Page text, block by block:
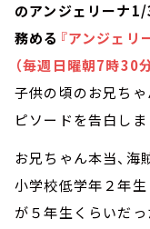
のアンジェリーナ1/
務める 『アンジェ
（毎週日曜朝7時30
子供の頃のお兄ちゃ
ピソードを告白しま
お兄ちゃん本当、海
小学校低学年２年
が５年生くらいだっ